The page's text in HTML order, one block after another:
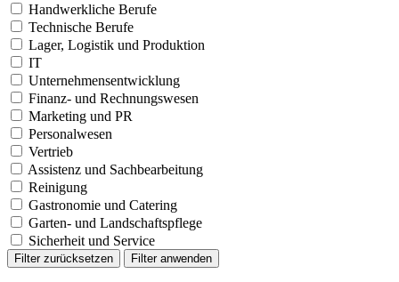
Handwerkliche Berufe
Technische Berufe
Lager, Logistik und Produktion
IT
Unternehmensentwicklung
Finanz- und Rechnungswesen
Marketing und PR
Personalwesen
Vertrieb
Assistenz und Sachbearbeitung
Reinigung
Gastronomie und Catering
Garten- und Landschaftspflege
Sicherheit und Service
Filter zurücksetzen Filter anwenden